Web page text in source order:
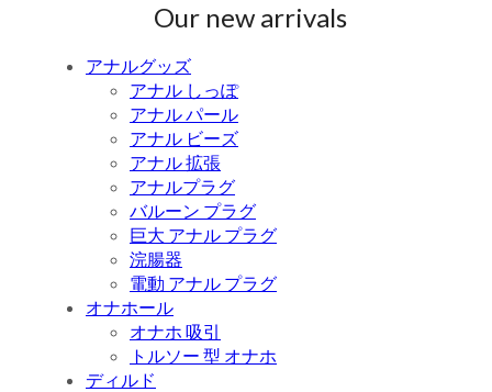
Our new arrivals
アナルグッズ
アナル しっぽ
アナル パール
アナル ビーズ
アナル 拡張
アナルプラグ
バルーン プラグ
巨大 アナル プラグ
浣腸器
電動 アナル プラグ
オナホール
オナホ 吸引
トルソー 型 オナホ
ディルド